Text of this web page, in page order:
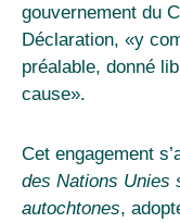
gouvernement du
Déclaration, «y
préalable, donné
cause».
Cet engagement
des Nations Unies
autochtones,